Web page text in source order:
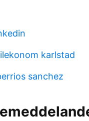
karlstad
sanchez